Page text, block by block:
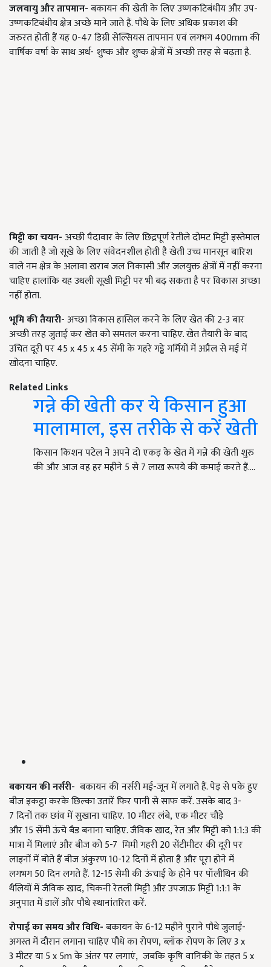
जलवायु और तापमान-बकायन की खेती के लिए उष्णकटिबंधीय और उप-
उष्णकटिबंधीय क्षेत्र अच्छे माने जाते हैं. पौधे के लिए अधिक प्रकाश की
जरुरत होती हैं यह0-47 डिग्री सेल्सियस तापमान एवं लगभग 400mm की
वार्षिक वर्षा के साथ अर्ध- शुष्क और शुष्क क्षेत्रों में अच्छी तरह से बढ़ता है.
मिट्टी का चयन-अच्छी पैदावार के लिए छिद्रपूर्ण रेतीले दोमट मिट्टी इस्तेमाल
की जाती है जो सूखे के लिए संवेदनशील होती है खेती उच्च मानसून बारिश
वाले नम क्षेत्र के अलावा खराब जल निकासी और जलयुक्त क्षेत्रों में नहीं करना
चाहिए हालांकि यह उथली सूखी मिट्टी पर भी बढ़ सकता है पर विकास अच्छा
नहीं होता.
भूमि की तैयारी-अच्छा विकास हासिल करने के लिए खेत की2-3 बार
अच्छी तरह जुताई कर खेत को समतल करना चाहिए. खेत तैयारी के बाद
उचित दूरी पर 45 x 45 x 45 सेंमी के गहरे गड्ढे गर्मियों में अप्रैल से मई में
खोदना चाहिए.
Related Links
गन्ने की खेती कर ये किसान हुआ
मालामाल, इस तरीके से करें खेती
किसान किशन पटेल ने अपने दो एकड़ के खेत में गन्ने की खेती शुरु
की और आज वह हर महीने 5 से 7 लाख रूपये की कमाई करते हैं.…
बकायन की नर्सरी- बकायन की नर्सरी मई-जून में लगाते हैं. पेड़ से पके हुए
बीज इकट्ठा करके छिल्का उतारें फिर पानी से साफ करें. उसके बाद 3-
7 दिनों तक छांव में सुखाना चाहिए. 10 मीटर लंबे, एक मीटर चौड़े
और 15 सेंमी ऊंचे बैड बनाना चाहिए. जैविक खाद, रेत और मिट्टी को 1:1:3 की
मात्रा में मिलाएं और बीज को 5-7 मिमी गहरी 20 सेंटीमीटर की दूरी पर
लाइनों में बोते हैं बीज अंकुरण 10-12 दिनों में होता है और पूरा होने में
लगभग 50 दिन लगते हैं. 12-15 सेमी की ऊंचाई के होने पर पॉलीथिन की
थैलियों में जैविक खाद, चिकनी रेतली मिट्टी और उपजाऊ मिट्टी 1:1:1 के
अनुपात में डालें और पौधे स्थानांतरित करें.
रोपाई का समय और विधि-बकायन के6-12 महीने पुराने पौधे जुलाई-
अगस्त में दौरान लगाना चाहिए पौधे का रोपण, ब्लॉक रोपण के लिए 3 x
3 मीटर या 5 x 5m के अंतर पर लगाएं, जबकि कृषि वानिकी के तहत 5 x